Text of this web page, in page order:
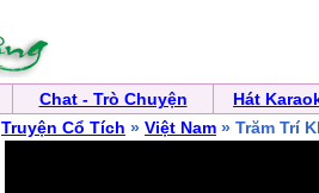
Chat - Trò Chuyện Hát
Truyện Cổ Tích » Việt Nam » Trăm Trí